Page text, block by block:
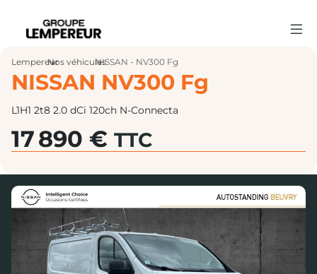
Lempereur
›
Nos véhicules
›
NISSAN - NV300 Fg
NISSAN NV300 Fg
L1H1 2t8 2.0 dCi 120ch N-Connecta
17 890 € TTC